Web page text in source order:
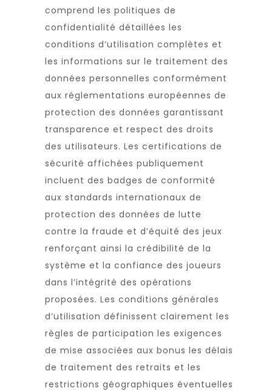
comprend les politiques de
confidentialité détaillées les
conditions d’utilisation complètes et
les informations sur le traitement des
données personnelles conformément
aux réglementations européennes de
protection des données garantissant
transparence et respect des droits
des utilisateurs. Les certifications de
sécurité affichées publiquement
incluent des badges de conformité
aux standards internationaux de
protection des données de lutte
contre la fraude et d’équité des jeux
renforçant ainsi la crédibilité de la
système et la confiance des joueurs
dans l’intégrité des opérations
proposées. Les conditions générales
d’utilisation définissent clairement les
règles de participation les exigences
de mise associées aux bonus les délais
de traitement des retraits et les
restrictions géographiques éventuelles